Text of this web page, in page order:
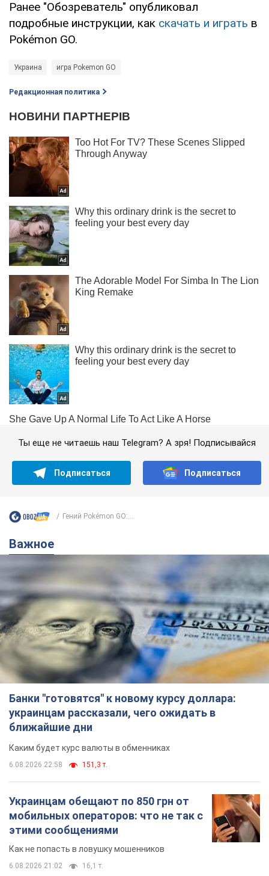
Ранее "Обозреватель" опубликовал
подробные инструкции, как скачать и играть в
Pokémon GO.
Украина игра Pokemon GO
Редакционная политика
Ты еще не читаешь наш Telegram? А зря! Подписывайся
Подписаться Подписаться
Гений Pokémon GO:...
Важное
Банки "готовятся" к новому курсу доллара:
украинцам рассказали, чего ожидать в
ближайшие дни
Каким будет курс валюты в обменниках
6.08.2026 22:58 151,3 т.
Украинцам обещают по 850 грн от
мобильных операторов: что не так с
этими сообщениями
Как не попасть в ловушку мошенников
6.08.2026 21:02 16,1 т.